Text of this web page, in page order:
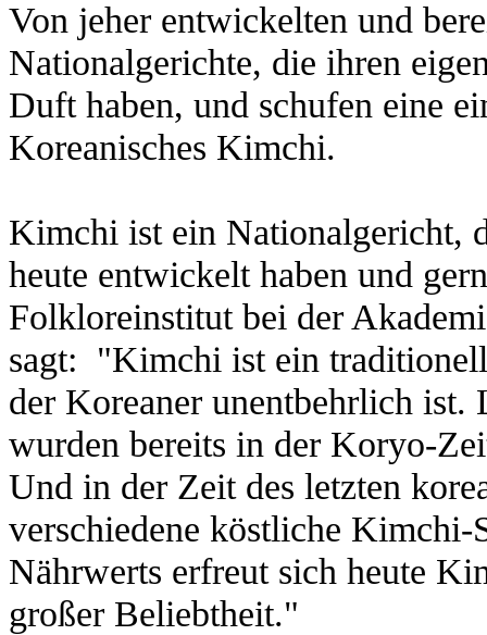
Von jeher entwickelten und
Nationalgerichte, die ihren
Duft haben, und schufen eine
Koreanisches Kimchi.
Kimchi ist ein Nationalgericht,
heute entwickelt haben und
Folkloreinstitut bei der
sagt: "Kimchi ist ein
der Koreaner unentbehrlich ist.
wurden bereits in der Koryo-
Und in der Zeit des letzten
verschiedene köstliche
Nährwerts erfreut sich heute
großer Beliebtheit."